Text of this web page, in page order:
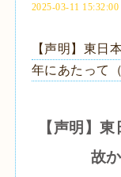
2025-03-11 15:32:00
【声明】東日
年にあたって
【声明】
故